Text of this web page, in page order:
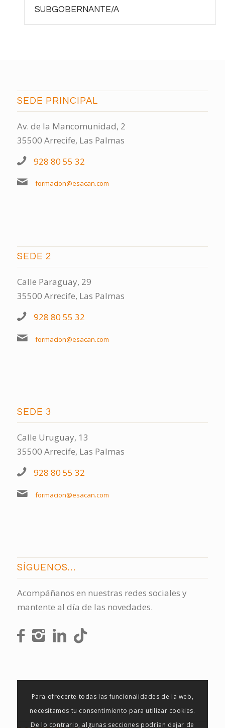
SUBGOBERNANTE/A
SEDE PRINCIPAL
Av. de la Mancomunidad, 2
35500 Arrecife, Las Palmas
928 80 55 32
formacion@esacan.com
SEDE 2
Calle Paraguay, 29
35500 Arrecife, Las Palmas
928 80 55 32
formacion@esacan.com
SEDE 3
Calle Uruguay, 13
35500 Arrecife, Las Palmas
928 80 55 32
formacion@esacan.com
SÍGUENOS…
Acompáñanos en nuestras redes sociales y
mantente al día de las novedades.
Para ofrecerte todas las funcionalidades de la web,
necesitamos tu consentimiento para utilizar cookies.
De lo contrario, algunas secciones podrían dejar de